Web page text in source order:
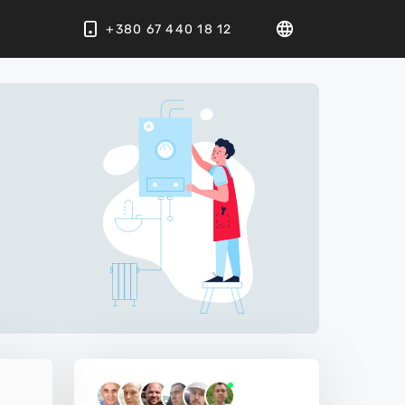
+380 67 440 18 12